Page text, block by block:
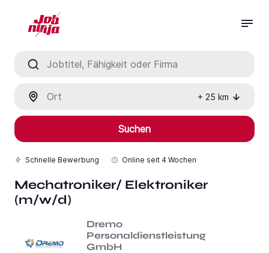
+ 25 km
Suchen
Schnelle Bewerbung Online seit 4 Wochen
Mechatroniker/ Elektroniker
(m/w/d)
Dremo
Personaldienstleistung
GmbH